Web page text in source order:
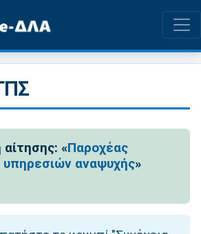
«Παροχέας
υπηρεσιών αναψυχής»